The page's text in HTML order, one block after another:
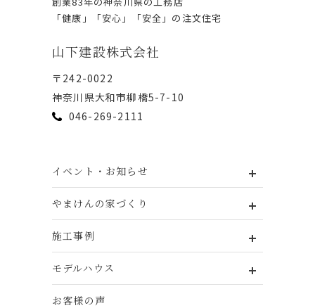
「健康」「安⼼」「安全」の注⽂住宅
⼭下建設株式会社
〒242-0022
神奈川県⼤和市柳橋5-7-10
046-269-2111
イベント・お知らせ
やまけんの家づくり
施工事例
モデルハウス
お客様の声